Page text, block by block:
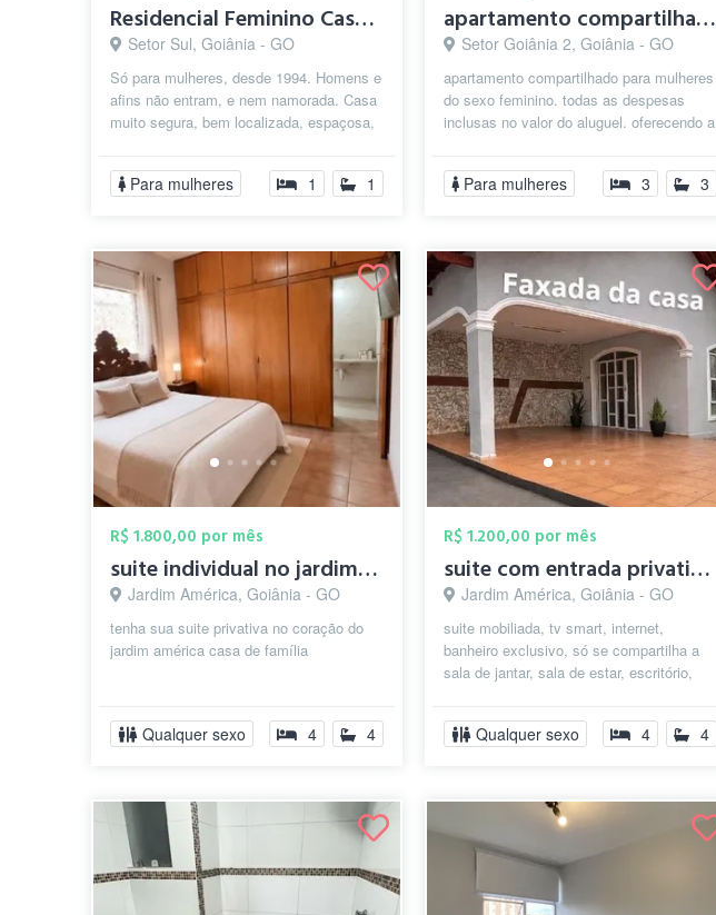
Residencial Feminino Castelinho
Setor Sul, Goiânia - GO
Só para mulheres, desde 1994. Homens e
afins não entram, e nem namorada. Casa
muito segura, bem localizada, espaçosa,
Para mulheres 1 1
apartamento compartilhado para mulheres
Setor Goiânia 2, Goiânia - GO
apartamento compartilhado para mulheres
do sexo feminino. todas as despesas
inclusas no valor do aluguel. oferecendo a
Para mulheres 3 3
R$ 1.800,00 por mês
suite individual no jardim america
Jardim América, Goiânia - GO
tenha sua suite privativa no coração do
jardim américa casa de família
Qualquer sexo 4 4
R$ 1.200,00 por mês
suite com entrada privativa em casa fami...
Jardim América, Goiânia - GO
suite mobiliada, tv smart, internet,
banheiro exclusivo, só se compartilha a
sala de jantar, sala de estar, escritório,
Qualquer sexo 4 4